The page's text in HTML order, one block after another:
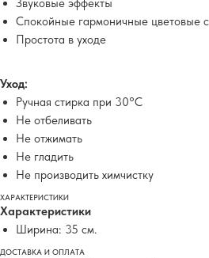
Звуковые эффекты
Спокойные гармоничные цветовые
Простота в уходе
Уход:
Ручная стирка при 30°C
Не отбеливать
Не отжимать
Не гладить
Не производить химчистку
ХАРАКТЕРИСТИКИ
Характеристики
Ширина: 35 см.
ДОСТАВКА И ОПЛАТА